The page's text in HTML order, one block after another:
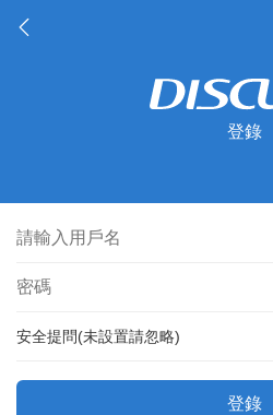
登錄
安全提問(未設置請忽略)
登錄